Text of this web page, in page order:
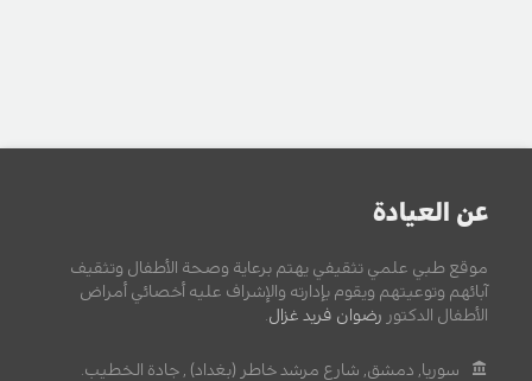
عن العيادة
موقع طبي علمي تثقيفي يهتم برعاية وصحة الأطفال وتثقيف
آبائهم وتوعيتهم ويقوم بإدارته والإشراف عليه أخصائي أمراض
الأطفال الدكتور رضوان فريد غزال
سوريا, دمشق, شارع مرشد خاطر (بغداد) , جادة الخطيب.